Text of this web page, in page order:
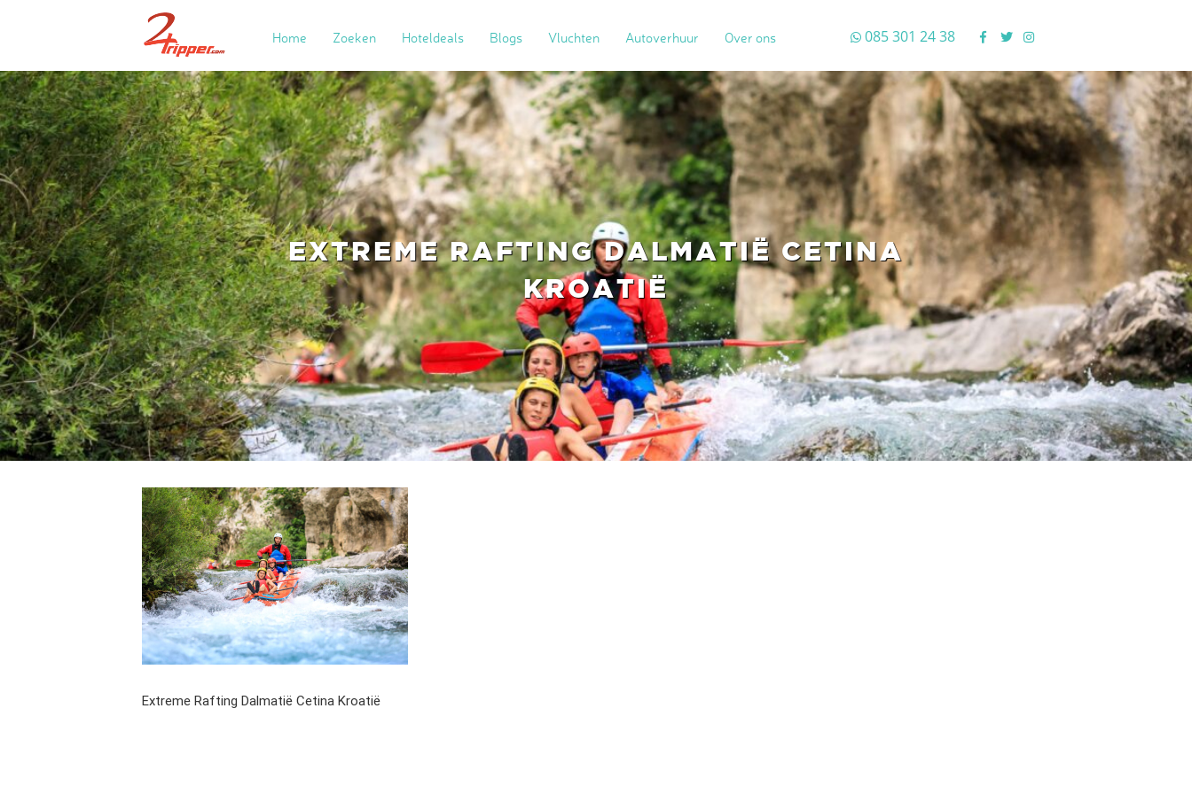
085 301 24 38
Home Zoeken Hoteldeals Blogs Vluchten Autoverhuur Over ons
EXTREME RAFTING DALMATIË CETINA
KROATIË
Extreme Rafting Dalmatië Cetina Kroatië